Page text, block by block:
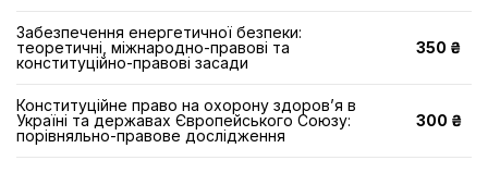
Забезпечення енергетичної безпеки:
теоретичні, міжнародно-правові та
конституційно-правові засади
350 ₴
Конституційне право на охорону здоров’я в
Україні та державах Європейського Союзу:
порівняльно-правове дослідження
300 ₴